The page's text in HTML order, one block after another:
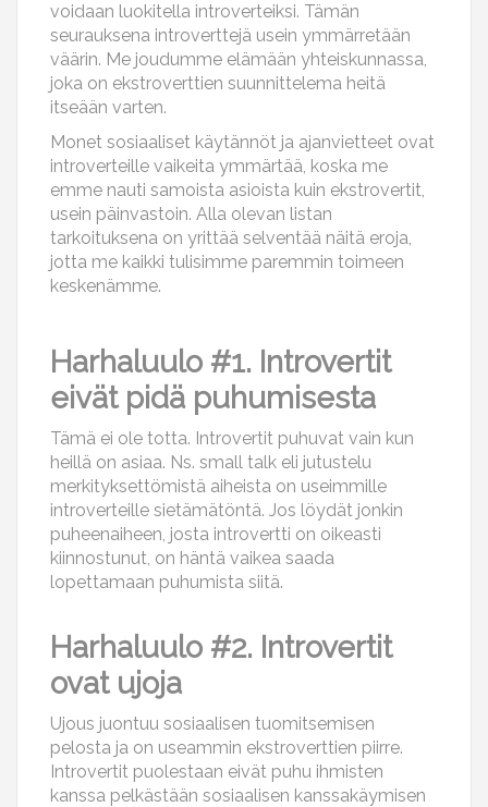
voidaan luokitella introverteiksi. Tämän
seurauksena introverttejä usein ymmärretään
väärin. Me joudumme elämään yhteiskunnassa,
joka on ekstroverttien suunnittelema heitä
itseään varten.
Monet sosiaaliset käytännöt ja ajanvietteet ovat
introverteille vaikeita ymmärtää, koska me
emme nauti samoista asioista kuin ekstrovertit,
usein päinvastoin. Alla olevan listan
tarkoituksena on yrittää selventää näitä eroja,
jotta me kaikki tulisimme paremmin toimeen
keskenämme.
Harhaluulo #1. Introvertit
eivät pidä puhumisesta
Tämä ei ole totta. Introvertit puhuvat vain kun
heillä on asiaa. Ns. small talk eli jutustelu
merkityksettömistä aiheista on useimmille
introverteille sietämätöntä. Jos löydät jonkin
puheenaiheen, josta introvertti on oikeasti
kiinnostunut, on häntä vaikea saada
lopettamaan puhumista siitä.
Harhaluulo #2. Introvertit
ovat ujoja
Ujous juontuu sosiaalisen tuomitsemisen
pelosta ja on useammin ekstroverttien piirre.
Introvertit puolestaan eivät puhu ihmisten
kanssa pelkästään sosiaalisen kanssakäymisen